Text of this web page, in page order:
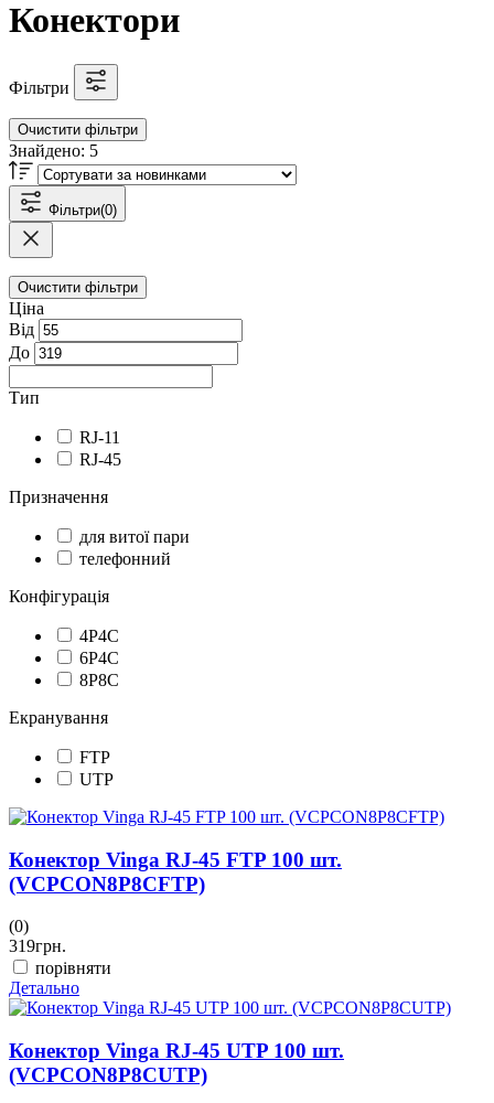
Конектори
Фільтри
Очистити фільтри
Знайдено: 5
Фільтри(0)
Очистити фільтри
Ціна
Від
До
Тип
RJ-11
RJ-45
Призначення
для витої пари
телефонний
Конфігурація
4P4C
6P4C
8P8C
Екранування
FTP
UTP
Конектор Vinga RJ-45 FTP 100 шт.
(VCPCON8P8CFTP)
(0)
319грн.
порівняти
Детально
Конектор Vinga RJ-45 UTP 100 шт.
(VCPCON8P8CUTP)